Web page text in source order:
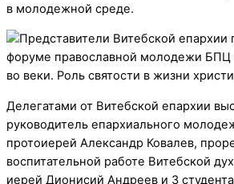
в молодежной среде.
Делегатами от Витебской епархии
руководитель епархиального
протоиерей Александр Ковалев,
воспитательной работе Витебской
иерей Дионисий Андреев и 3